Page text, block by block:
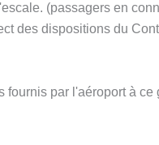
(passagers en
des dispositions du
par l'aéroport à ce